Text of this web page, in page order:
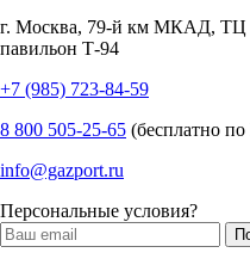
г. Москва, 79-й км МКАД, ТЦ
павильон Т-94
+7 (985) 723-84-59
8 800 505-25-65 (бесплатно
info@gazport.ru
Персональные условия?